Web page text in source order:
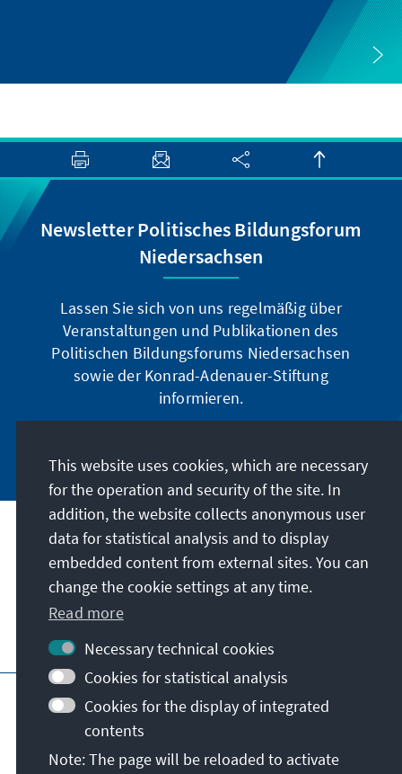
Newsletter Politisches Bildungsforum
Niedersachsen
Lassen Sie sich von uns regelmäßig über
Veranstaltungen und Publikationen des
Politischen Bildungsforums Niedersachsen
sowie der Konrad-Adenauer-Stiftung
informieren.
Address
Contact
Visit also
Main page of KAS
Data protection
Terms of use
Declaration on accessibility
Report an accessibility issue
General terms and conditions
This website uses cookies, which are necessary
for the operation and security of the site. In
addition, the website collects anonymous user
data for statistical analysis and to display
embedded content from external sites. You can
change the cookie settings at any time.
Read more
Necessary technical cookies
Cookies for statistical analysis
Cookies for the display of integrated
contents
Note: The page will be reloaded to activate